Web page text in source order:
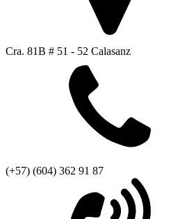
Cra. 81B # 51 - 52 Calasanz
(+57) (604) 362 91 87